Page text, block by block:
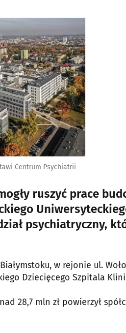
Centrum Psychiatrii
ruszyć prace
psychiatryczny,
w rejonie ul.
Dziecięcego Szpitala
28,7 mln zł powierzył